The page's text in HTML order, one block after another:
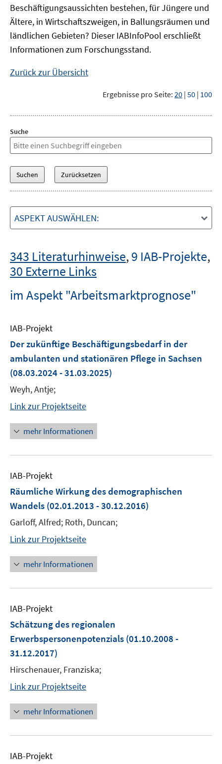
Beschäftigungsaussichten bestehen, für Jüngere und
Ältere, in Wirtschaftszweigen, in Ballungsräumen und
ländlichen Gebieten? DieserIABInfoPool erschließt
Informationen zum Forschungsstand.
Zurück zur Übersicht
Ergebnisse pro Seite: 20 | 50 | 100
Suche
ASPEKT AUSWÄHLEN:
343 Literaturhinweise,9 IAB-Projekte,
30 Externe Links
im Aspekt "Arbeitsmarktprognose"
IAB-Projekt
Der zukünftige Beschäftigungsbedarf in der
ambulanten und stationären Pflege in Sachsen
(08.03.2024 - 31.03.2025)
Weyh, Antje;
Link zur Projektseite
mehr Informationen
IAB-Projekt
Räumliche Wirkung des demographischen
Wandels (02.01.2013 - 30.12.2016)
Garloff, Alfred; Roth, Duncan;
Link zur Projektseite
mehr Informationen
IAB-Projekt
Schätzung des regionalen
Erwerbspersonenpotenzials (01.10.2008 -
31.12.2017)
Hirschenauer, Franziska;
Link zur Projektseite
mehr Informationen
IAB-Projekt